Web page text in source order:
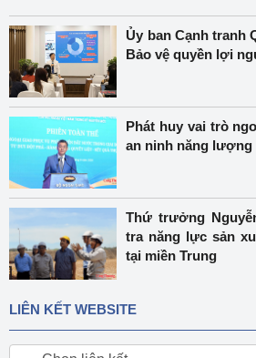
Ủy ban Cạnh tranh
Bảo vệ quyền lợi
Phát huy vai trò
an ninh năng lượng
Thứ trưởng
tra năng lực sản
tại miền Trung
LIÊN KẾT WEBSITE